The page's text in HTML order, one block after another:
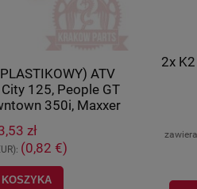
ATV
125, People GT
350i, Maxxer
LCA4-E00
zł
(0,82 €)
KOSZYKA
400,
2x